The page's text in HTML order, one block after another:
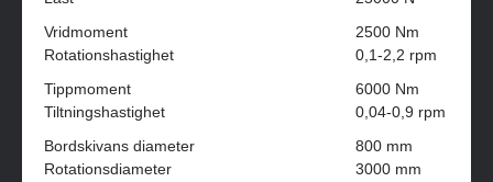
Vridmoment
Rotationshastighet
2500 Nm
0,1-2,2 rpm
Tippmoment
Tiltningshastighet
6000 Nm
0,04-0,9 rpm
Bordskivans diameter
Rotationsdiameter
800 mm
3000 mm